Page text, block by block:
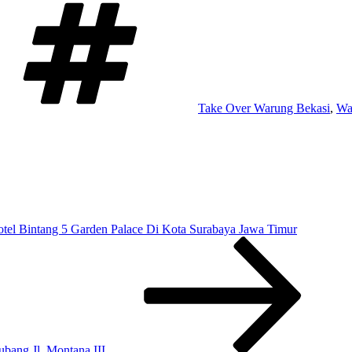
Take Over Warung Bekasi,
Bintang 5 Garden Palace Di Kota Surabaya Jawa Timur